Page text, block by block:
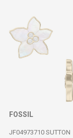
FOSSIL
JF04973710 SUTTON